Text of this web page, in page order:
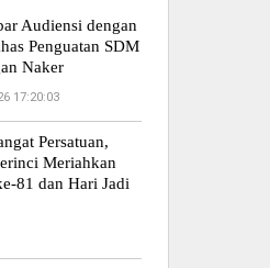
Audiensi dengan
Penguatan SDM
Naker
17:20:03
Persatuan,
Meriahkan
81 dan Hari Jadi